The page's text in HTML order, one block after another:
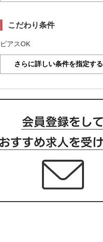
こだわり条件
ピアスOK
さらに詳しい条件を指定する